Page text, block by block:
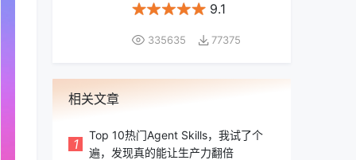
9.1
335635 77375
相关文章
1
Top 10热门Agent Skills，我试了个
遍，发现真的能让生产力翻倍